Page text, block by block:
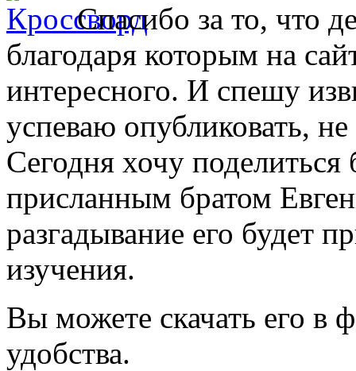
Спасибо за то, что
благодаря которым на
интересного. И спешу
успеваю опубликовать,
Сегодня хочу
присланным братом
разгадывание его будет
изучения.
Вы можете скачать его в
удобства.